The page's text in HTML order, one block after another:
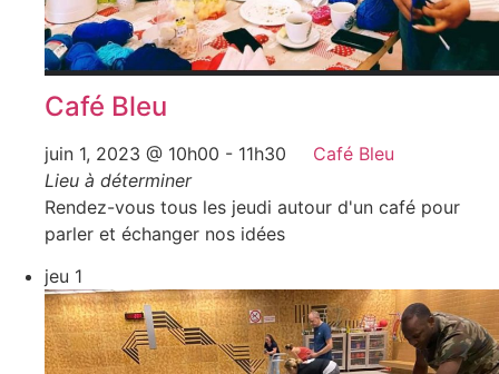
Café Bleu
juin 1, 2023 @ 10h00 - 11h30
Café Bleu
Lieu à déterminer
Rendez-vous tous les jeudi autour d'un café pour
parler et échanger nos idées
jeu 1